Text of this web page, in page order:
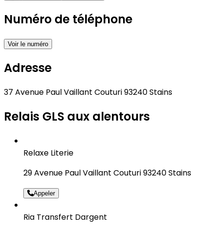
Numéro de téléphone
Voir le numéro
Adresse
37 Avenue Paul Vaillant Couturi 93240 Stains
Relais GLS aux alentours
Relaxe Literie
29 Avenue Paul Vaillant Couturi 93240 Stains
Appeler
Ria Transfert Dargent